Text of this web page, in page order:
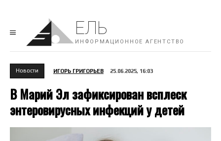
ЕЛЬ
ИНФОРМАЦИОННОЕ АГЕНТСТВО
Новости ИГОРЬ ГРИГОРЬЕВ 25.06.2025, 16:03
В Марий Эл зафиксирован всплеск
энтеровирусных инфекций у детей